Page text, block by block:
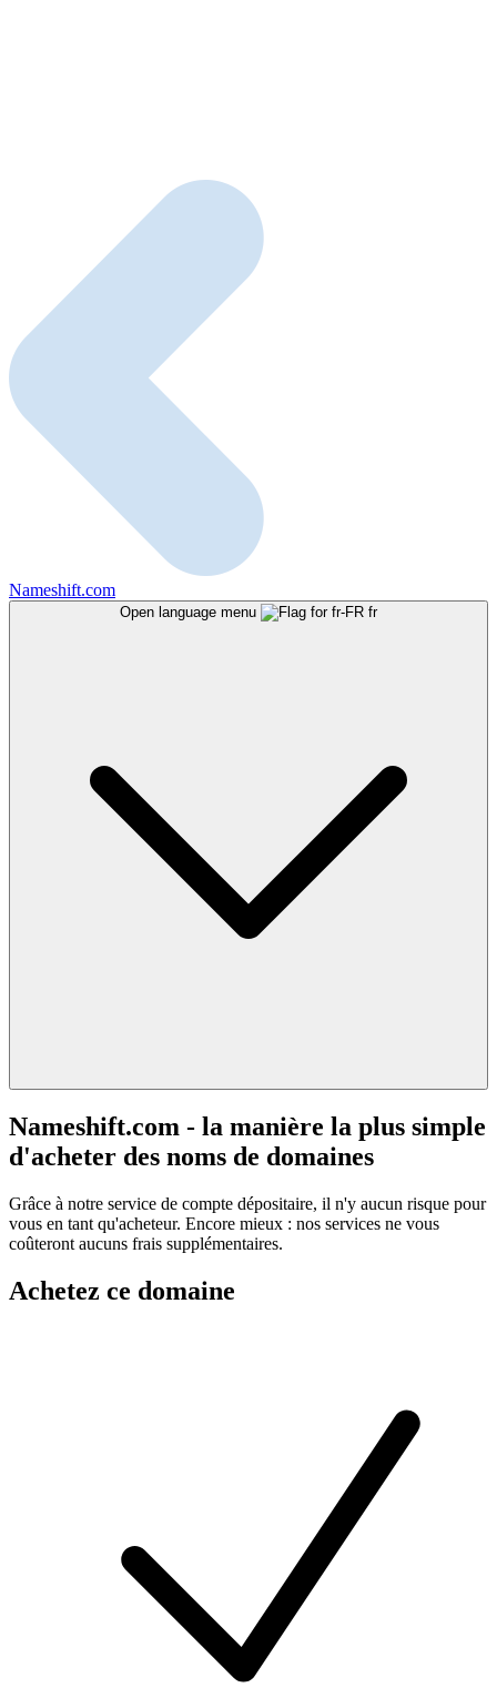
Nameshift.com
Open language menu fr
Nameshift.com - la manière la plus simple
d'acheter des noms de domaines
Grâce à notre service de compte dépositaire, il n'y aucun risque pour
vous en tant qu'acheteur. Encore mieux : nos services ne vous
coûteront aucuns frais supplémentaires.
Achetez ce domaine